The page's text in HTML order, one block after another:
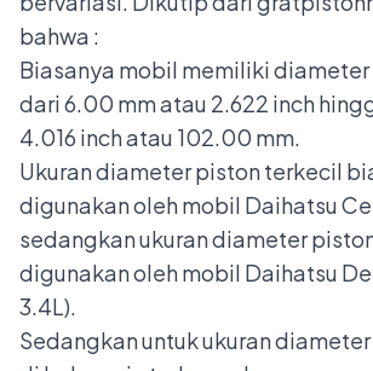
bahwa :
Biasanya mobil memiliki diameter
dari 6.00 mm atau 2.622 inch
4.016 inch atau 102.00 mm.
Ukuran diameter piston terkecil
digunakan oleh mobil Daihatsu
sedangkan ukuran diameter
digunakan oleh mobil Daihatsu
3.4L).
Sedangkan untuk ukuran